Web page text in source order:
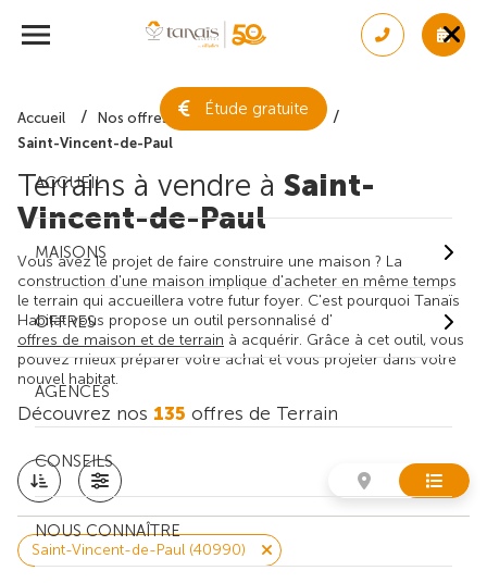
Étude gratuite
ACCUEIL
MAISONS
OFFRES
AGENCES
CONSEILS
NOUS CONNAÎTRE
Accueil Nos offres de terrain
Landes
Saint-Vincent-de-Paul
Terrains à vendre à Saint-
Vincent-de-Paul
Vous avez le projet de faire construire une maison ? La
construction d'une maison implique d'acheter en même temps
le terrain qui accueillera votre futur foyer. C'est pourquoi Tanaïs
Habitat vous propose un outil personnalisé d'
offres de maison et de terrain à acquérir. Grâce à cet outil, vous
pouvez mieux préparer votre achat et vous projeter dans votre
nouvel habitat.
Découvrez nos 135 offres de Terrain
Saint-Vincent-de-Paul (40990)